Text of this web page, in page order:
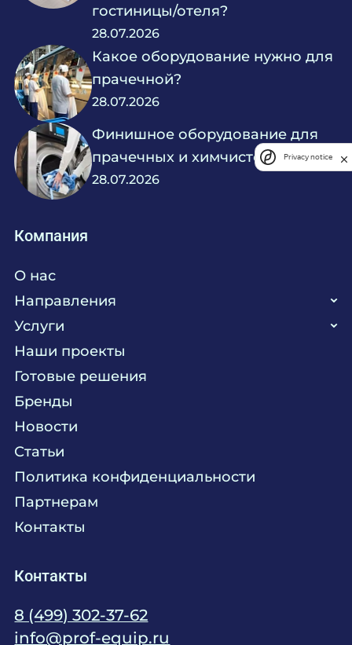
гостиницы/отеля?
28.07.2026
Какое оборудование нужно для
прачечной?
28.07.2026
Финишное оборудование для
прачечных и химчисток
28.07.2026
Компания
О нас
Направления
Кухня
Прачечная
Текстиль
Химия
Мебель
Комплексное оснащение
Услуги
Поставка аксессуаров и запасных частей
Сервисное обслуживание
Консалтинг
Технологическое проектирование
Продажа оборудования
Монтажные и пусконаладочные работы
Наши проекты
Готовые решения
Бренды
Новости
Статьи
Политика конфиденциальности
Партнерам
Контакты
Контакты
8 (499) 302-37-62
info@prof-equip.ru
Privacy notice